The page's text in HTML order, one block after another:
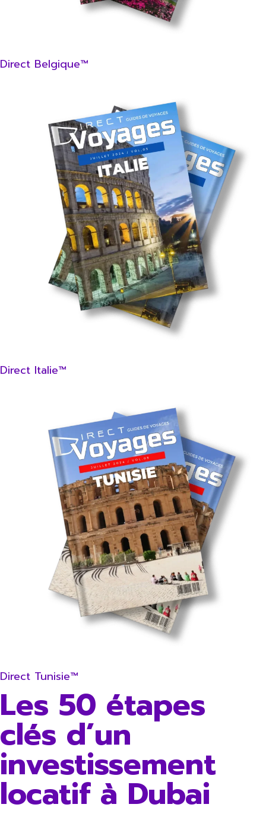
Direct Belgique™
Direct Italie™
Direct Tunisie™
Les 50 étapes
clés d’un
investissement
locatif à Dubai